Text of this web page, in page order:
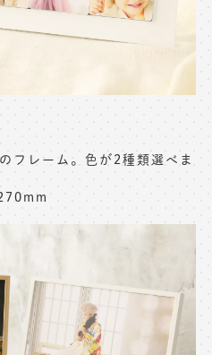
フレーム。色が2種類選べま